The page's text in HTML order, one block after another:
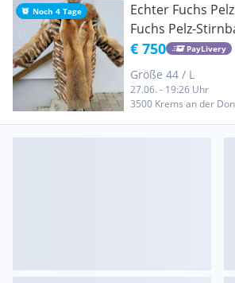
Noch 4 Tage
Echter Fuchs
Fuchs Pelz-
€ 750 PayLivery
Größe 44 / L
27.06. - 19:26 Uhr
3500 Krems an der